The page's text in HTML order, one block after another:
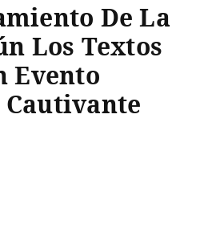
De La
Los Textos
Evento
Cautivante